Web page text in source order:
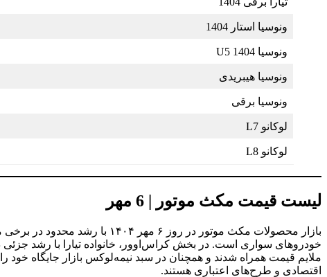
ونوسیا استار 1404
ونوسیا U5 1404
ونوسیا هیبریدی
ونوسیا برقی
لوکانو L7
لوکانو L8
لیست قیمت مکث موتور | 6 مهر
بازار محصولات مکث موتور
ملایم قیمت همراه شدند و همچنان در سبد نیمه‌لوکس بازار جایگاه خود
اقتصادی و طرح‌های اعتباری هستند.